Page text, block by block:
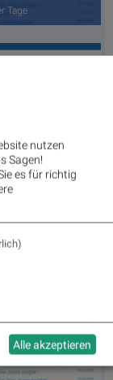
Tage
Tage
nutzen
Sagen!
es für richtig
Alle akzeptieren